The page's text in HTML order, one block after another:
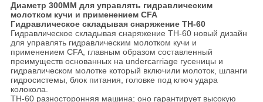
Диаметр 300MM для управлять гидравлическим
молотком кучи и применением CFA
Гидравлическое складывая снаряжение TH-60
Гидравлическое складывая снаряжение TH-60 новый дизайн
для управлять гидравлическим молотком кучи и
применением CFA, главным образом составленный
преимуществ основанных на undercarriage гусеницы и
гидравлическом молотке который включили молоток, шланги
гидросистемы, блок питания, головке под ключ удара
колокола.
TH-60 разносторонняя машина; оно гарантирует высокую